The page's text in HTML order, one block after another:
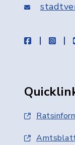
facebook